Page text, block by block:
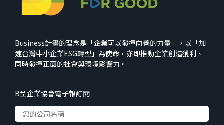
Business計畫的理念是「企業可以發揮向善的力量」，以「加
速台灣中小企業ESG轉型」為使命，亦即推動企業創造獲利、
同時發揮正面的社會與環境影響力。
B型企業協會電子報訂閱